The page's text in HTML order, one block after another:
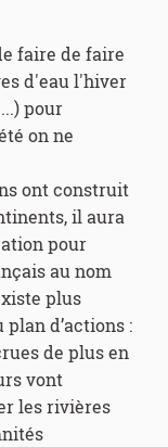
faire de faire
d'eau l'hiver
pour
on ne
ont construit
il aura
pour
au nom
plus
d’actions :
de plus en
vont
les rivières